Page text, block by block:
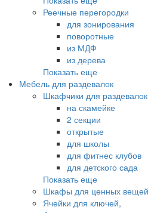
Реечные перегородки
для зонирования
поворотные
из МДФ
из дерева
Показать еще
Мебель для раздевалок
Шкафчики для раздевалок
на скамейке
2 секции
открытые
для школы
для фитнес клубов
для детского сада
Показать еще
Шкафы для ценных вещей
Ячейки для ключей,